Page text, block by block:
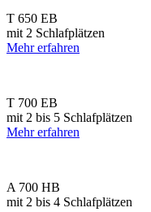
T 650 EB
mit 2 Schlafplätzen
Mehr erfahren
T 700 EB
mit 2 bis 5 Schlafplätzen
Mehr erfahren
A 700 HB
mit 2 bis 4 Schlafplätzen